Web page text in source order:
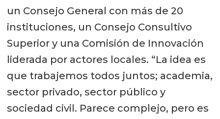
conocimientos, experiencias y
avances tecnológicos orientados a
fortalecer la acuicultura, haciéndola
más eficiente, sostenible y
competitiva.
En la oportunidad,el presidente (s)
acuícola de
Latina
un Consejo General con más de 20
instituciones, un Consejo Consultivo
Superior y una Comisión de Innovación
liderada por actores locales. “La idea es
que trabajemos todos juntos; academia,
sector privado, sector público y
sociedad civil. Parece complejo, pero es